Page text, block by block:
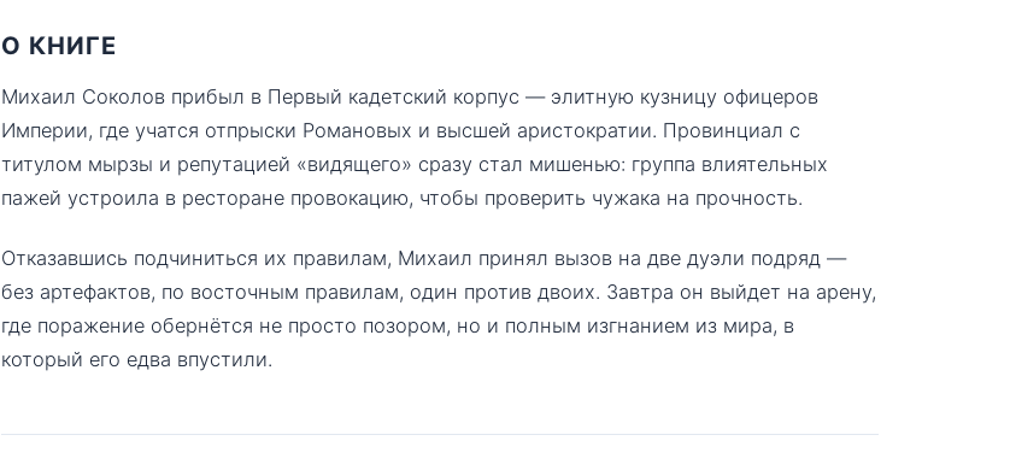
О КНИГЕ
Михаил Соколов прибыл в Первый кадетский корпус — элитную кузницу офицеров
Империи, где учатся отпрыски Романовых и высшей аристократии. Провинциал с
титулом мырзы и репутацией «видящего» сразу стал мишенью: группа влиятельных
пажей устроила в ресторане провокацию, чтобы проверить чужака на прочность.
Отказавшись подчиниться их правилам, Михаил принял вызов на две дуэли подряд —
без артефактов, по восточным правилам, один против двоих. Завтра он выйдет на арену,
где поражение обернётся не просто позором, но и полным изгнанием из мира, в
который его едва впустили.